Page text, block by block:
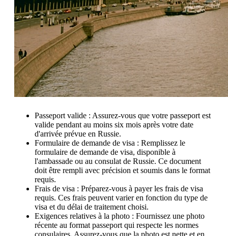
Passeport valide : Assurez-vous que votre passeport est
valide pendant au moins six mois après votre date
d'arrivée prévue en Russie.
Formulaire de demande de visa : Remplissez le
formulaire de demande de visa, disponible à
l'ambassade ou au consulat de Russie. Ce document
doit être rempli avec précision et soumis dans le format
requis.
Frais de visa : Préparez-vous à payer les frais de visa
requis. Ces frais peuvent varier en fonction du type de
visa et du délai de traitement choisi.
Exigences relatives à la photo : Fournissez une photo
récente au format passeport qui respecte les normes
consulaires. Assurez-vous que la photo est nette et en